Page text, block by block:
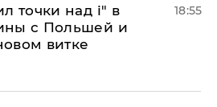
точки над і" в
с Польшей и
витке
18:55